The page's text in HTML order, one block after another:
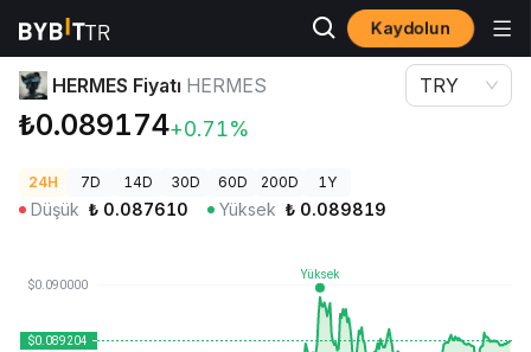
Kaydolun
Kripto Fiyatları
HERMES Fiyatı HERMES
₺0.089174+0.71%
TRY
24H 7D 14D 30D 60D 200D 1Y
Düşük ₺ 0.087610 Yüksek ₺ 0.089819